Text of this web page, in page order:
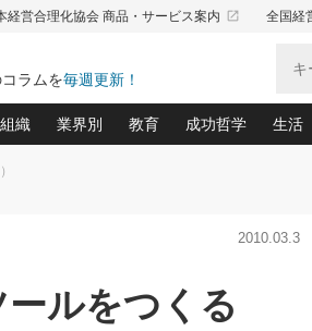
経営合理化協会 商品・サービス案内 launch 全国経
ラムを毎週更新！
2026.08.5
おきたい、やってお
戦略の新常識』(12)
ト商品」(109)
守り抜くための緊急対策(100)
書の会社はココが違う！(36)
組織
職場の生産性を下げるハラスメントの予防策
賃金決定の定石(68)
業界別
大久保一彦の“流行る”お店の仕組み
柿内幸夫─社長のための現場改善
教育
あなただからお願いし
クレーム対応 実践マニュ
クレーム対応の新知識と
成功哲学
令和時代の「
渡部昇一の「日
生活
(50)
2010.03.3
ルをつくる